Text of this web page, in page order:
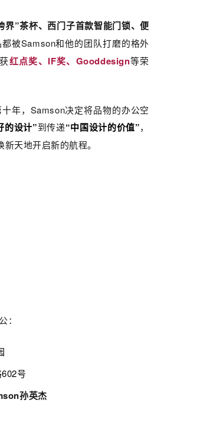
”茶杯、西门子首款智能门锁、便
被Samson和他的团队打磨的格外
红点奖、IF奖、Gooddesign等荣
年，Samson决定将品物的办公空
的设计”到传递“中国设计的价值”，
天地开启新的航程。
：
号
孙英杰